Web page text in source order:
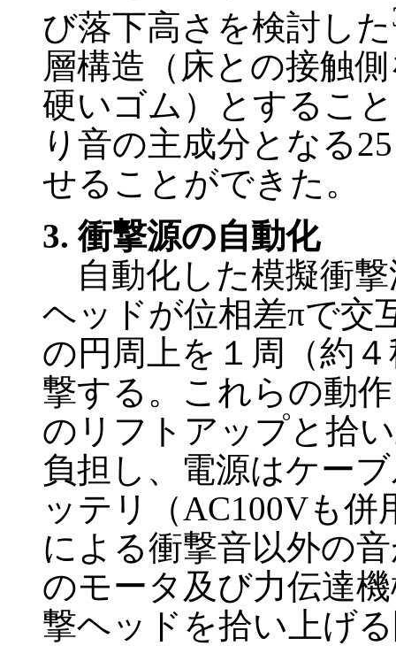
び落下高さを検討した
層構造（床との接触
硬いゴム）とするこ
り音の主成分となる
せることができた。
3. 衝撃源の自動化
自動化した模擬衝撃
ヘッドが位相差πで交
の円周上を１周（約
撃する。これらの動
のリフトアップと拾
負担し、電源はケー
ッテリ（AC100Vも
による衝撃音以外の
のモータ及び力伝達
撃ヘッドを拾い上げ